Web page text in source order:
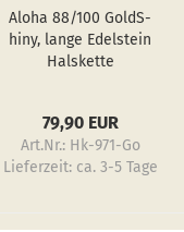
Aloha 88/100 GoldS­
hiny, lange Edel­stein
Hals­ket­te
79,90 EUR
Art.Nr.: Hk-971-Go
Lieferzeit: ca. 3-5 Tage